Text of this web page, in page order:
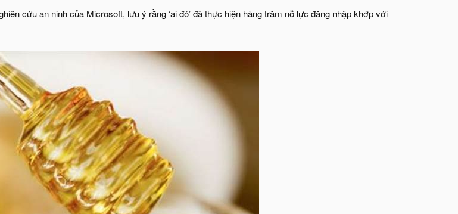
cứu an ninh của Microsoft, lưu ý rằng ‘ai đó’ đã thực hiện hàng trăm nỗ lực đăng nhập khớp với